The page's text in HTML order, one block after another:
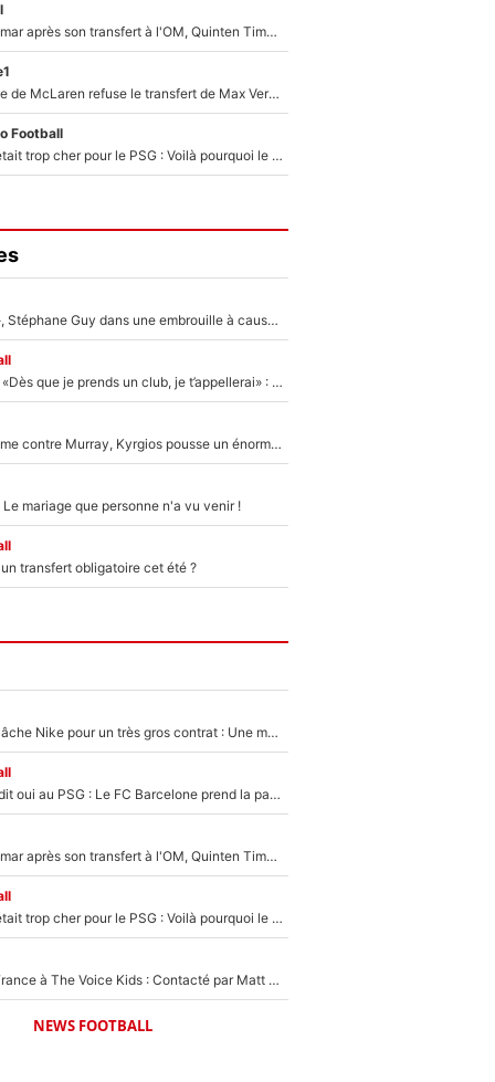
En plein cauchemar après son transfert à l'OM, Quinten Timber raconte ses doutes après sa signature à Marseille
F1 - Une légende de McLaren refuse le transfert de Max Verstappen qui pourrait «faire des vagues» et plomber l'ambiance dans l'équipe
Football
Yan Diomandé était trop cher pour le PSG : Voilà pourquoi le Real Madrid a accepté de payer la somme record de 140M€ pour boucler son transfert !
«Détester à vie», Stéphane Guy dans une embrouille à cause du PSG !
Mercato - OM - «Dès que je prends un club, je t’appellerai» : La promesse de Marcelino au moment de claquer la porte
Victime de racisme contre Murray, Kyrgios pousse un énorme coup de gueule !
mariage que personne n'a vu venir !
transfert obligatoire cet été ?
Kylian Mbappé lâche Nike pour un très gros contrat : Une marque «inattendue» va frapper très fort
Ferran Torres a dit oui au PSG : Le FC Barcelone prend la parole alors qu'un transfert de l'attaquant espagnol prend forme
En plein cauchemar après son transfert à l'OM, Quinten Timber raconte ses doutes après sa signature à Marseille
Yan Diomandé était trop cher pour le PSG : Voilà pourquoi le Real Madrid a accepté de payer la somme record de 140M€ pour boucler son transfert !
De l'équipe de France à The Voice Kids : Contacté par Matt Pokora, Kylian Mbappé a accepté de jouer un rôle inédit sur TF1 !
NEWS FOOTBALL